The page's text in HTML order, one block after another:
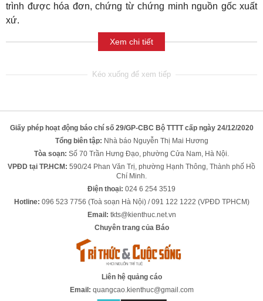
trình được hóa đơn, chứng từ chứng minh nguồn gốc xuất
xứ.
Xem chi tiết
Giấy phép hoạt động báo chí số 29/GP-CBC Bộ TTTT cấp ngày 24/12/2020
Tổng biên tập: Nhà báo Nguyễn Thị Mai Hương
Tòa soạn: Số 70 Trần Hưng Đạo, phường Cửa Nam, Hà Nội.
VPĐD tại TP.HCM: 590/24 Phan Văn Trị, phường Hạnh Thông, Thành phố Hồ
Chí Minh.
Điện thoại: 024 6 254 3519
Hotline: 096 523 7756 (Toà soạn Hà Nội) / 091 122 1222 (VPĐD TPHCM)
Email: tkts@kienthuc.net.vn
Chuyên trang của Báo
Liên hệ quảng cáo
Email: quangcao.kienthuc@gmail.com